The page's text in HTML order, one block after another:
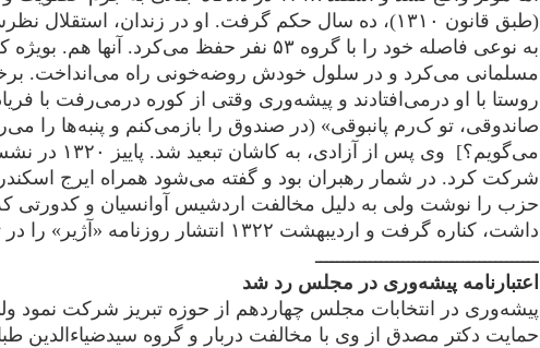
(طبق قانون ۱۳۱۰)، ده سال حکم گرفت.
او در زندان، استقلال
به نوعی فاصله خود را با گروه ۵۳ نفر حفظ می‌کرد.
مسلمانی می‌کرد و در سلول خودش روضه‌خونی راه می‌انداخت.
روستا با او درمی‌افتادند و پیشه‌وری وقتی از کوره درمی‌رفت با
صاندوقی، تو ک‌رم پانبوقی» (در صندوق را بازمی‌کنم و پنبه‌ها را
می‌گویم؟] وی
پس از آزادی،
شرکت کرد. در شمار رهبران بود و گفته می‌شود همراه ایرج
حزب را نوشت ولی به دلیل مخالفت اردشیس آوانسیان و کدورتی
داشت، کناره گرفت و اردیبهشت ۱۳۲۲ انتشار روزنامه «آژیر» را در تهران آغاز کرد.
ـــــــــــــــــــــــــــــــــــــــــ
اعتبارنامه پیشه‌وری در مجلس رد شد
پیشه‌وری در انتخابات مجلس چهاردهم از حوزه تبریز شرکت نمود
حمایت دکتر مصدق از وی با مخالفت دربار و گروه سیدضیاءالدین